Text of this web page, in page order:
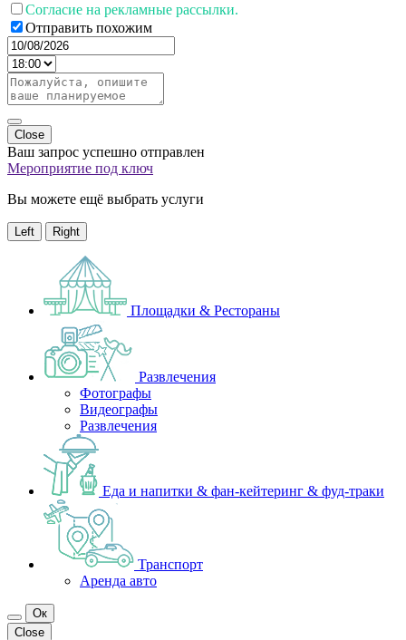
Согласие на рекламные рассылки.
Отправить похожим
Close
Ваш запрос успешно отправлен
Мероприятие под ключ
Вы можете ещё выбрать услуги
Left Right
Площадки & Рестораны
Развлечения
Фотографы
Видеографы
Развлечения
Еда и напитки & фан-кейтеринг & фуд-траки
Транспорт
Аренда авто
Ок
Close